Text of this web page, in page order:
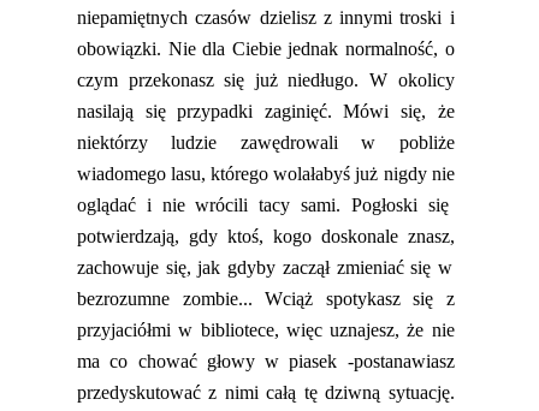
niepamiętnych czasów dzielisz z innymi troski i
obowiązki. Nie dla Ciebie jednak normalność, o
czym przekonasz się już niedługo. W okolicy
nasilają się przypadki zaginięć. Mówi się, że
niektórzy ludzie zawędrowali w pobliże
wiadomego lasu, którego wolałabyś już nigdy nie
oglądać i nie wrócili tacy sami. Pogłoski się
potwierdzają, gdy ktoś, kogo doskonale znasz,
zachowuje się, jak gdyby zaczął zmieniać się w
bezrozumne zombie...Wciąż spotykasz się z
przyjaciółmi w bibliotece, więc uznajesz, że nie
ma co chować głowy w piasek -postanawiasz
przedyskutować z nimicałą tę dziwną sytuację.